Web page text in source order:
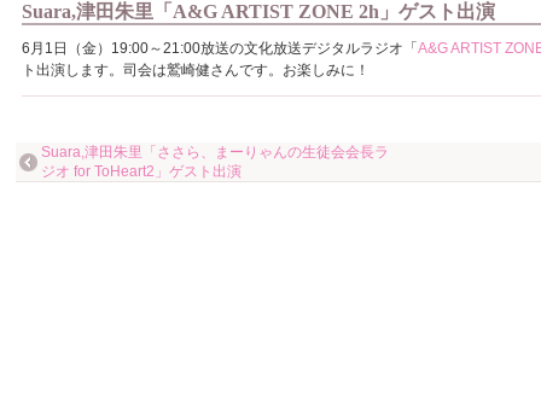
Suara,津田朱里「A&G ARTIST ZONE 2h」ゲスト出演
6月1日（金）19:00～21:00放送の文化放送デジタルラジオ「 A&G ARTIST
ト出演します。司会は鷲崎健さんです。お楽しみに！
Suara,津田朱里「ささら、まーりゃんの生徒会会長ラ
ジオ for ToHeart2」ゲスト出演